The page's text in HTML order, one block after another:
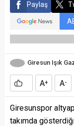
Paylaş
Giresun Işık
A+ A-
Giresunspor
takımda